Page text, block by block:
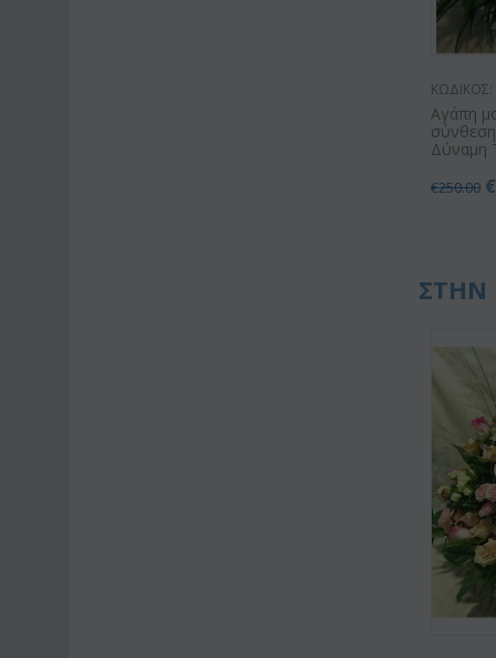
ΚΩΔΙΚΟΣ:
Αγάπη
σύνθεση
Δύναμη
€250.00 €
ΣΤΗΝ